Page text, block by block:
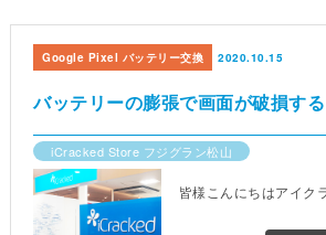
バッテリーの膨張で画面が破損す
Google Pixel バッテリー交換 2020.10.15
iCracked Store フジグラン松山
皆様こんにちはアイク